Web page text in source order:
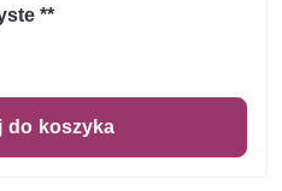
**
do koszyka